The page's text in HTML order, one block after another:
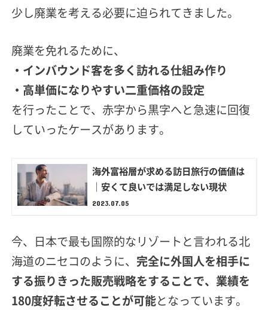
少し廃業を考える必要に迫られてきました。
廃業を免れるために、
・インバウンド客を多く訪れる仕組み作り
・高単価になりやすい二重価格の設定
を行ったことで、赤字から黒字へと急速に回復
していったケースがあります。
海外富裕層が求める訪日旅行の価値は
｜安くて良いでは満足しない現状
2023.07.05
今、日本で最も国際的なリゾートと言われる北
海道のニセコのように、 完全に外国人を相手に
する振りきった販売戦略をすることで、業績を
180度好転させることが可能となっています。